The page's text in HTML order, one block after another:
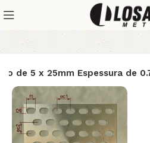
de 5 x 25mm Espessura de